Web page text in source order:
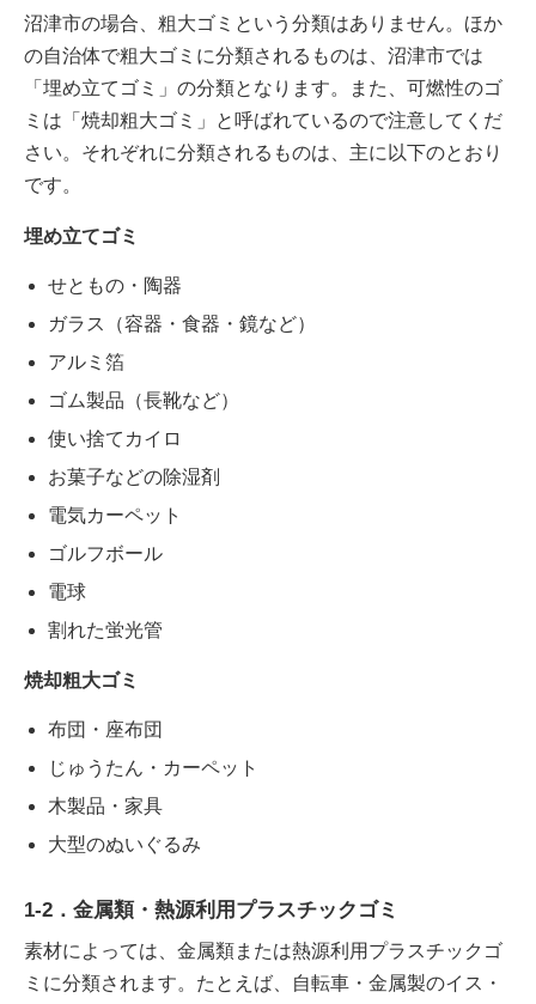
沼津市の場合、粗大ゴミという分類はありません。ほか
の自治体で粗大ゴミに分類されるものは、沼津市では
「埋め立てゴミ」の分類となります。また、可燃性のゴ
ミは「焼却粗大ゴミ」と呼ばれているので注意してくだ
さい。それぞれに分類されるものは、主に以下のとおり
です。
埋め立てゴミ
せともの・陶器
ガラス（容器・食器・鏡など）
アルミ箔
ゴム製品（長靴など）
使い捨てカイロ
お菓子などの除湿剤
電気カーペット
ゴルフボール
電球
割れた蛍光管
焼却粗大ゴミ
布団・座布団
じゅうたん・カーペット
木製品・家具
大型のぬいぐるみ
1-2．金属類・熱源利用プラスチックゴミ
素材によっては、金属類または熱源利用プラスチックゴ
ミに分類されます。たとえば、自転車・金属製のイス・